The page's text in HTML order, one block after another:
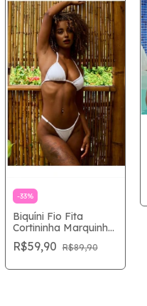
-33%
Biquíni Fio Fita
Cortininha Marquinha
Perfeita – Branco
R$59,90 R$89,90